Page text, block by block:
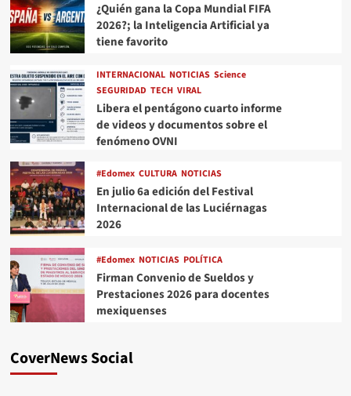
¿Quién gana la Copa Mundial FIFA
2026?; la Inteligencia Artificial ya
tiene favorito
INTERNACIONAL NOTICIAS Science
SEGURIDAD TECH VIRAL
Libera el pentágono cuarto informe
de videos y documentos sobre el
fenómeno OVNI
#Edomex CULTURA NOTICIAS
En julio 6a edición del Festival
Internacional de las Luciérnagas
2026
#Edomex NOTICIAS POLÍTICA
Firman Convenio de Sueldos y
Prestaciones 2026 para docentes
mexiquenses
CoverNews Social